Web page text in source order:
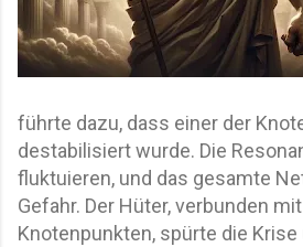
führte dazu, dass einer der
destabilisiert wurde. Die
fluktuieren, und das gesamte
Gefahr. Der Hüter, verbunden
Knotenpunkten, spürte die